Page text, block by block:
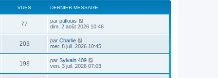
VUES DERNIER MESSAGE
77
u
s
D
e
i
e
r
m
e
s
par ptitlouis
dim. 2 août 2026 10:46
203V
u
D
e
i
e
r
par Charlie
mer. 8 juil. 2026 10:45
198V
u
D
e
par Sylvain 409
ven. 3 juil. 2026 07:03